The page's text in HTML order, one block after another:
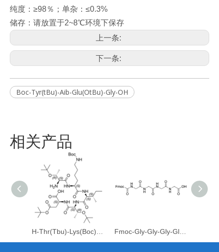
纯度：≥98％；单杂：≤0.3%
储存：请放置于2~8℃环境下保存
上一条:
下一条:
Boc-Tyr(tBu)-Aib-Glu(OtBu)-Gly-OH
相关产品